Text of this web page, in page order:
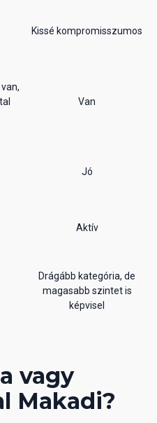
Kissé kompromisszumos
Van
Jó
Aktív
Drágább kategória, de
magasabb szintet is
képvisel
vagy
Makadi?